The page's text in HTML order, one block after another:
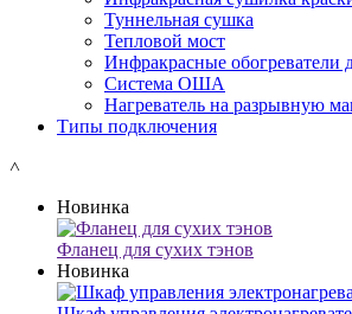
Туннельная сушка
Тепловой мост
Инфракрасные обогреватели
Система ОША
Нагреватель на разрывную
Типы подключения
˄
Новинка
Фланец для сухих тэнов
Новинка